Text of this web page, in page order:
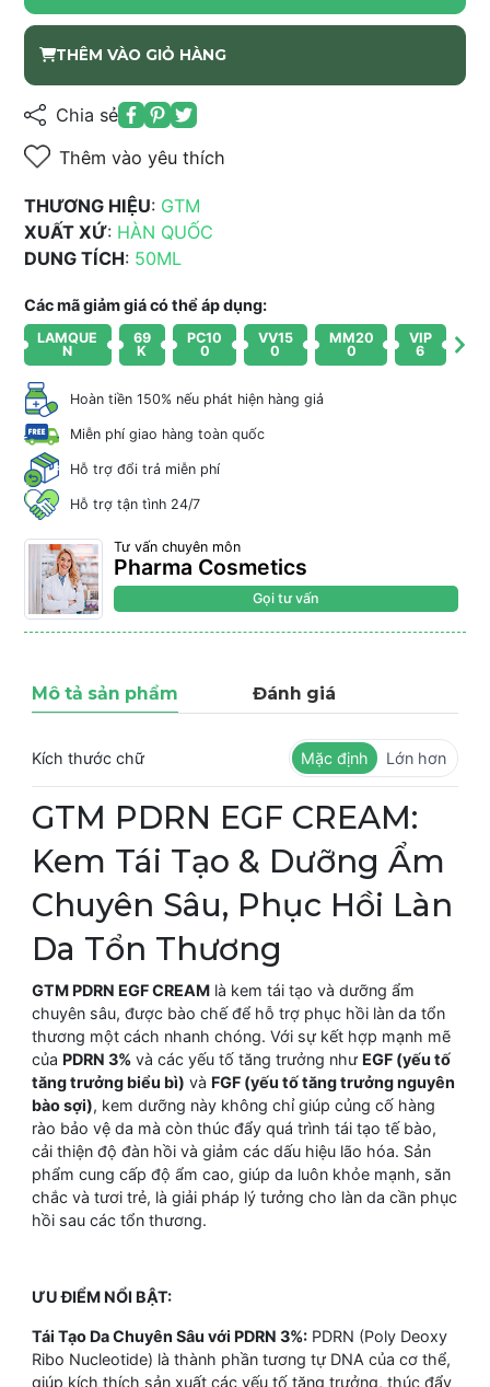
THÊM VÀO GIỎ HÀNG
Chia sẻ
Thêm vào yêu thích
THƯƠNG HIỆU: GTM
XUẤT XỨ: HÀN QUỐC
DUNG TÍCH: 50ML
Các mã giảm giá có thể áp dụng:
LAMQUE
N
69
K
PC10
0
VV15
0
MM20
0
VIP
6
Hoàn tiền 150% nếu phát hiện hàng giả
Miễn phí giao hàng toàn quốc
Hỗ trợ đổi trả miễn phí
Hỗ trợ tận tình 24/7
Tư vấn chuyên môn
Pharma Cosmetics
Gọi tư vấn
Mô tả sản phẩm Đánh giá
Kích thước chữ Mặc định Lớn hơn
GTM PDRN EGF CREAM:
Kem Tái Tạo & Dưỡng Ẩm
Chuyên Sâu, Phục Hồi Làn
Da Tổn Thương
GTM PDRN EGF CREAM là kem tái tạo và dưỡng ẩm
chuyên sâu, được bào chế để hỗ trợ phục hồi làn da tổn
thương một cách nhanh chóng. Với sự kết hợp mạnh mẽ
của PDRN 3% và các yếu tố tăng trưởng như EGF (yếu tố
tăng trưởng biểu bì) và FGF (yếu tố tăng trưởng nguyên
bào sợi), kem dưỡng này không chỉ giúp củng cố hàng
rào bảo vệ da mà còn thúc đẩy quá trình tái tạo tế bào,
cải thiện độ đàn hồi và giảm các dấu hiệu lão hóa. Sản
phẩm cung cấp độ ẩm cao, giúp da luôn khỏe mạnh, săn
chắc và tươi trẻ, là giải pháp lý tưởng cho làn da cần phục
hồi sau các tổn thương.
ƯU ĐIỂM NỔI BẬT:
Tái Tạo Da Chuyên Sâu với PDRN 3%: PDRN (Poly Deoxy
Ribo Nucleotide) là thành phần tương tự DNA của cơ thể,
giúp kích thích sản xuất các yếu tố tăng trưởng, thúc đẩy